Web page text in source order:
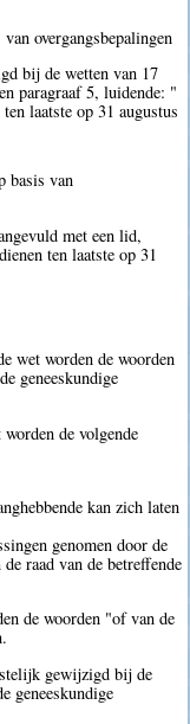
overgangsbepalingen
bij de wetten van 17
paragraaf 5, luidende: "
laatste op 31 augustus
basis van
met een lid,
ten laatste op 31
wet worden de woorden
geneeskundige
de volgende
kan zich laten
genomen door de
raad van de betreffende
de woorden "of van de
gewijzigd bij de
geneeskundige